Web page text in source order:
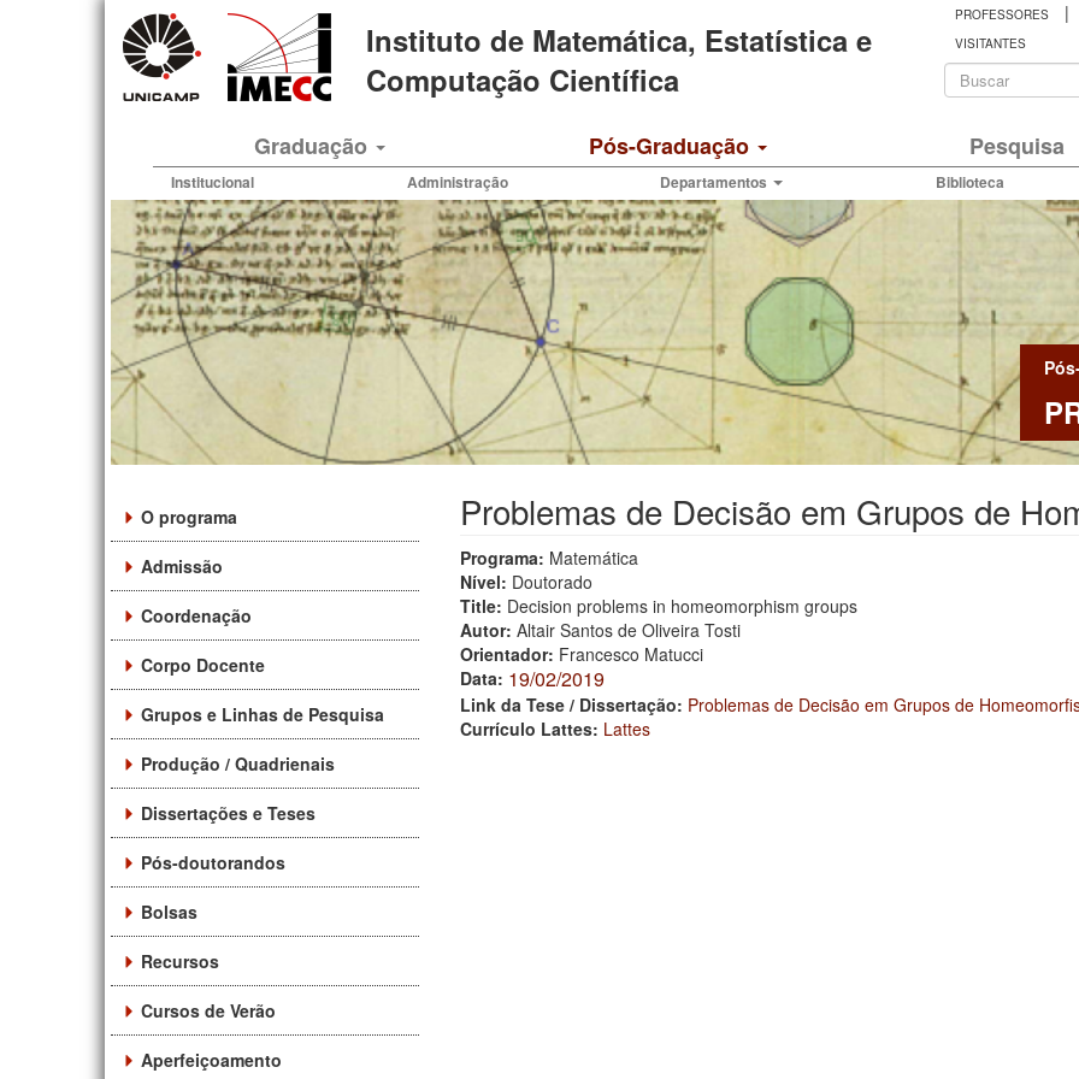
Instituto de Matemática, Estatística e
Computação Científica
PROFESSORES |
VISITANTES
busca
Graduação Pós-Graduação Pesquisa
Institucional Administração Departamentos Biblioteca
O programa
Admissão
Coordenação
Corpo Docente
Grupos e Linhas de Pesquisa
Produção / Quadrienais
Dissertações e Teses
Pós-doutorandos
Bolsas
Recursos
Cursos de Verão
Aperfeiçoamento
Problemas de Decisão em Grupos de
Programa: Matemática
Nível: Doutorado
Title: Decision problems in homeomorphism groups
Autor: Altair Santos de Oliveira Tosti
Orientador: Francesco Matucci
Data: 19/02/2019
Link da Tese / Dissertação: Problemas de Decisão em Grupos de
Currículo Lattes: Lattes